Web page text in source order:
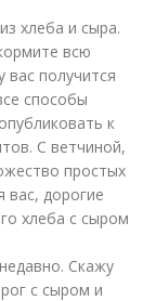
хлеба и сыра.
всю
получится
способы
к
С ветчиной,
простых
вас, дорогие
хлеба с сыром
Скажу
с сыром и